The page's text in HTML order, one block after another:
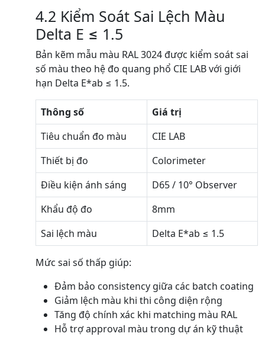
4.2 Kiểm Soát Sai Lệch Màu
Delta E ≤ 1.5
Bản kẽm mẫu màu RAL 3024 được kiểm soát sai
số màu theo hệ đo quang phổ CIE LAB với giới
hạn Delta E*ab ≤ 1.5.
Thông số
Giá trị
Tiêu chuẩn đo màu
CIE LAB
Thiết bị đo
Colorimeter
Điều kiện ánh sáng
D65 / 10° Observer
Khẩu độ đo
8mm
Sai lệch màu
Delta E*ab ≤ 1.5
Mức sai số thấp giúp:
Đảm bảo consistency giữa các batch coating
Giảm lệch màu khi thi công diện rộng
Tăng độ chính xác khi matching màu RAL
Hỗ trợ approval màu trong dự án kỹ thuật